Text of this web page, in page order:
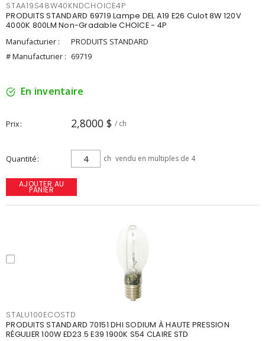
STAA19S48W40KNDCHOICE4P
PRODUITS STANDARD 69719 Lampe DEL A19 E26 Culot 8W 120V
4000K 800LM Non-Gradable CHOICE - 4P
Manufacturier :
PRODUITS STANDARD
# Manufacturier : 69719
En inventaire
Prix 2,8000 $ / ch
Quantité ch vendu en multiples de 4
AJOUTER AU
PANIER
STALU100ECOSTD
PRODUITS STANDARD 70151 DHI SODIUM À HAUTE PRESSION
RÉGULIER 100W ED23.5 E39 1900K S54 CLAIRE STD